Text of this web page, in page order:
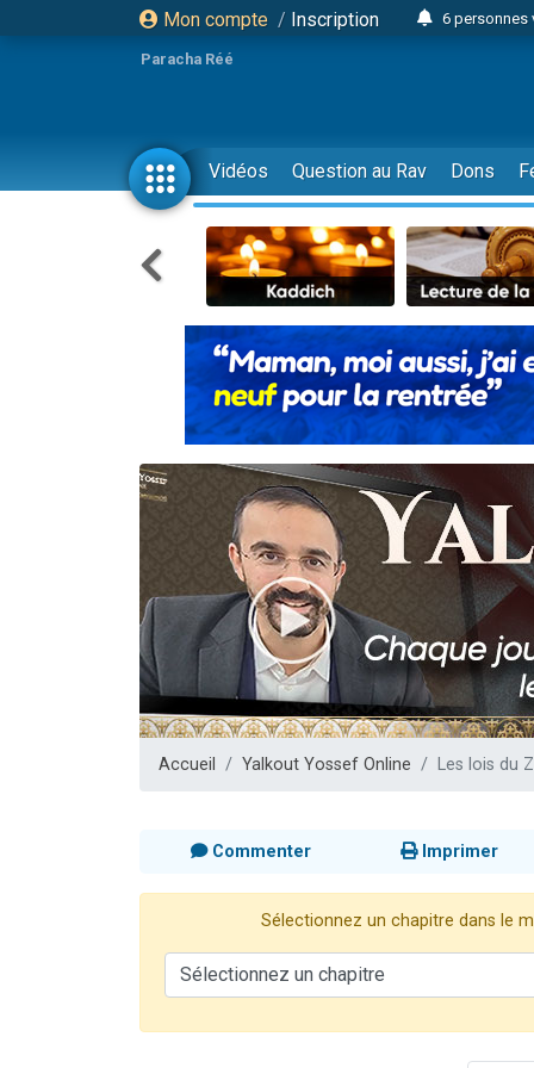
Mon compte / Inscription
6 personnes
4
Il reste
23
Eva vient de
4 personnes
3 personnes
3
Odaya vient
13
2 personnes
30
Il reste
12
3
2 personnes
2
Paracha Réé
Vidéos Question au Rav Dons
Accueil Yalkout Yossef Online Les lois du
Commenter Imprimer
Sélectionnez un chapitre dans le